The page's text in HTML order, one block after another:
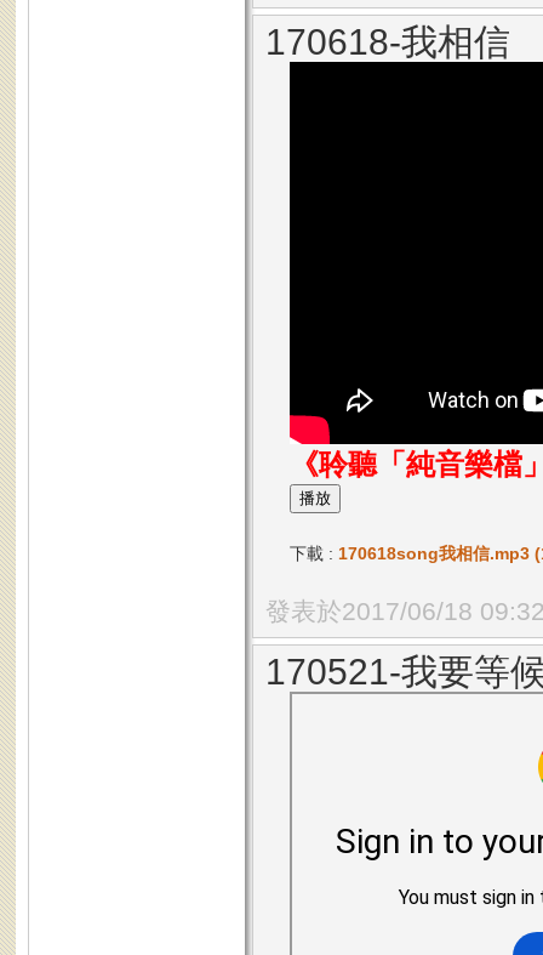
170618-我相信
《聆聽「純音樂檔
下載 : 170618song我相信.mp3
發表於2017/06/18
170521-我要等